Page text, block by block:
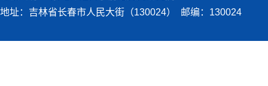
地址：吉林省长春市人民大街（130024） 邮编：130024